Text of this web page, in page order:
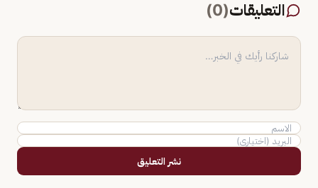
التعليقات(
0
)
نشر التعليق